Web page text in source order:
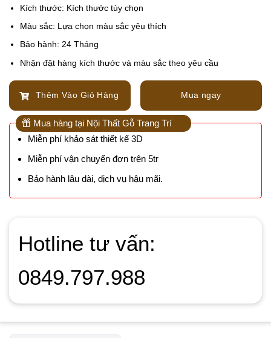
Kích thước: Kích thước tùy chọn
Màu sắc: Lựa chọn màu sắc yêu thích
Bảo hành: 24 Tháng
Nhận đặt hàng kích thước và màu sắc theo yêu cầu
Thêm Vào Giỏ Hàng Mua ngay
Mua hàng tại Nội Thất Gỗ Trang Trí
Miễn phí khảo sát thiết kế 3D
Miễn phí vận chuyển đơn trên 5tr
Bảo hành lâu dài, dịch vụ hậu mãi.
Hotline tư vấn:
0849.797.988